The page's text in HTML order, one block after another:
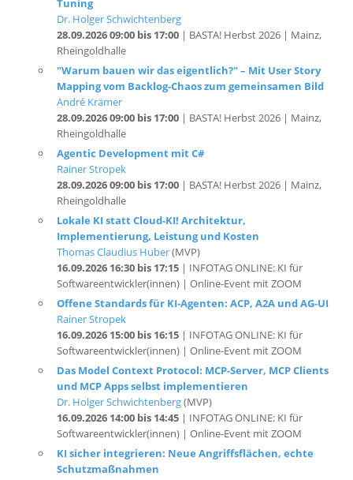
28.09.2026 09:00 bis 17:00
Rheingoldhalle
"Warum bauen wir das eigentlich?" – Mit User Story
Mapping vom Backlog-Chaos zum gemeinsamen Bild
André Krämer
28.09.2026 09:00 bis 17:00| BASTA! Herbst 2026 | Mainz,
Rheingoldhalle
Agentic Development mit C#
Rainer Stropek
28.09.2026 09:00 bis 17:00| BASTA! Herbst 2026 | Mainz,
Rheingoldhalle
Lokale KI statt Cloud-KI! Architektur,
Implementierung, Leistung und Kosten
Thomas Claudius Huber(MVP)
16.09.2026 16:30 bis 17:15| INFOTAG ONLINE: KI für
Softwareentwickler(innen) | Online-Event mit ZOOM
Offene Standards für KI-Agenten: ACP, A2A und AG-UI
Rainer Stropek
16.09.2026 15:00 bis 16:15| INFOTAG ONLINE: KI für
Softwareentwickler(innen) | Online-Event mit ZOOM
Das Model Context Protocol: MCP-Server, MCP Clients
und MCP Apps selbst implementieren
Dr. Holger Schwichtenberg(MVP)
16.09.2026 14:00 bis 14:45| INFOTAG ONLINE: KI für
Softwareentwickler(innen) | Online-Event mit ZOOM
KI sicher integrieren: Neue Angriffsflächen, echte
Schutzmaßnahmen
Gregor Biswanger
16.09.2026 12:15 bis 13:15